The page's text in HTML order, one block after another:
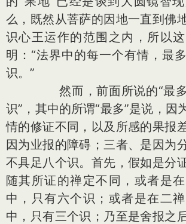
么，既然从菩萨的因地一直到佛
识心王运作的范围之内，所以
明：“法界中的每一个有情，最
识。”
然而，前面所说的“最多
识”，其中的所谓“最多”是说，因
情的修证不同，以及所感的果报
因为业报的障碍；三者、是因为
不具足八个识。首先，假如是分
随其所证的禅定不同，或者是
中，只有六个识；或者是在二
中，只有三个识；乃至是舍报之